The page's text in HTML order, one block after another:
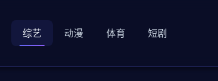
综艺 动漫 体育 短剧